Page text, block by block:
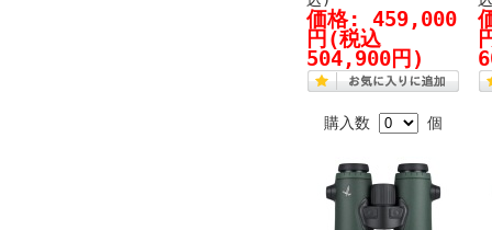
価格: 459,000
円 (税込
504,900円)
購入数 個